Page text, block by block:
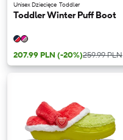
Unisex Dziecięce Toddler
Toddler Winter Puff Boot
207.99 PLN (-20%)259.99 PLN